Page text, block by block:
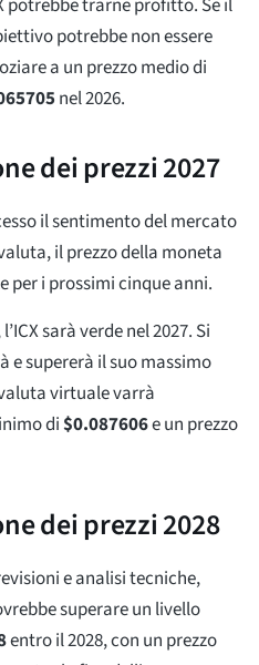
potrebbe trarne profitto. Se il
potrebbe non essere
a un prezzo medio di
nel 2026.
dei prezzi 2027
il sentimento del mercato
il prezzo della moneta
per i prossimi cinque anni.
sarà verde nel 2027. Si
e supererà il suo massimo
virtuale varrà
di$0.087606e un prezzo
dei prezzi 2028
e analisi tecniche,
superare un livello
entro il 2028, con un prezzo